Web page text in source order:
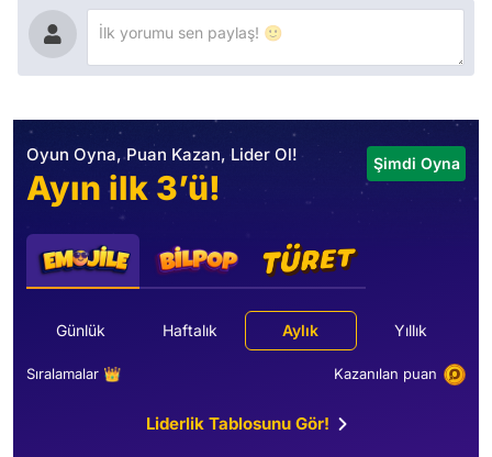
Oyun Oyna, Puan Kazan, Lider Ol!
Ayın ilk 3’ü!
Şimdi Oyna
Günlük Haftalık Aylık Yıllık
Sıralamalar 👑 Kazanılan puan
Liderlik Tablosunu Gör!